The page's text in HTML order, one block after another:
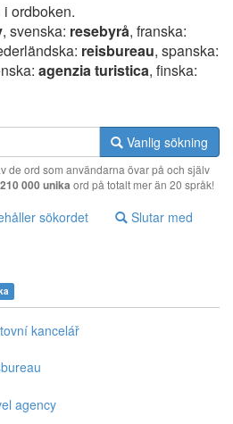
i ordboken.
, svenska: resebyrå, franska:
reisbureau, spanska:
agenzia turistica, finska:
Vanlig sökning
de ord som användarna övar på och själv
210 000 unika ord på totalt mer än 20 språk!
sökordet Slutar med
kancelář
agency